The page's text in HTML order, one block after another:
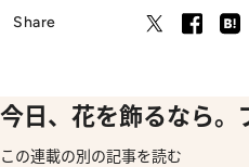
Share
今日、花を飾るなら。
この連載の別の記事を読む